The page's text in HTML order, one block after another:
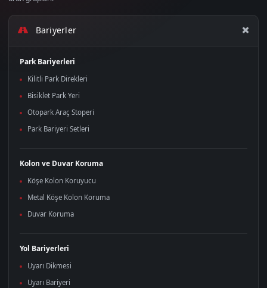
Bariyerler
Park Bariyerleri
Kilitli Park Direkleri
Bisiklet Park Yeri
Otopark Araç Stoperi
Park Bariyeri Setleri
Kolon ve Duvar Koruma
Köşe Kolon Koruyucu
Metal Köşe Kolon Koruma
Duvar Koruma
Yol Bariyerleri
Uyarı Dikmesi
Uyarı Bariyeri